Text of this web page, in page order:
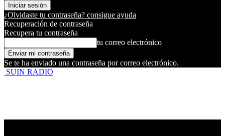
¿Olvidaste tu contraseña? consigue ayuda
Recuperación de contraseña
Recupera tu contraseña
tu correo electrónico
Se te ha enviado una contraseña por correo electrónico.
SUIN RADIO